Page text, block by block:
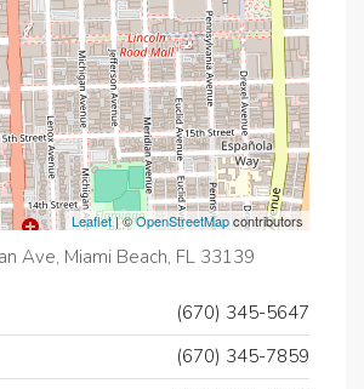
Leaflet| ©OpenStreetMapcontributors
Ave, Miami Beach, FL 33139
(670) 345-5647
(670) 345-7859